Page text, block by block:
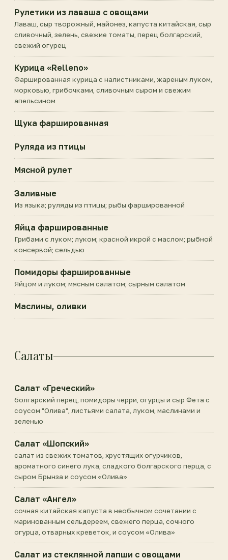
Рулетики из лаваша с овощами
Лаваш, сыр творожный, майонез, капуста китайская, сыр
сливочный, зелень, свежие томаты, перец болгарский,
свежий огурец
Курица «Relleno»
Фаршированная курица с налистниками, жареным луком,
морковью, грибочками, сливочным сыром и свежим
апельсином
Щука фаршированная
Руляда из птицы
Мясной рулет
Заливные
Из языка; руляды из птицы; рыбы фаршированной
Яйца фаршированные
Грибами с луком; луком; красной икрой с маслом; рыбной
консервой; сельдью
Помидоры фаршированные
Яйцом и луком; мясным салатом; сырным салатом
Маслины, оливки
Салаты
Салат «Греческий»
болгарский перец, помидоры черри, огурцы и сыр Фета с
соусом "Олива", листьями салата, луком, маслинами и
зеленью
Салат «Шопский»
салат из свежих томатов, хрустящих огурчиков,
ароматного синего лука, сладкого болгарского перца, с
сыром Брынза и соусом «Олива»
Салат «Ангел»
сочная китайская капуста в необычном сочетании с
маринованным сельдереем, свежего перца, сочного
огурца, отварных креветок, и соусом «Олива»
Салат из стеклянной лапши с овощами